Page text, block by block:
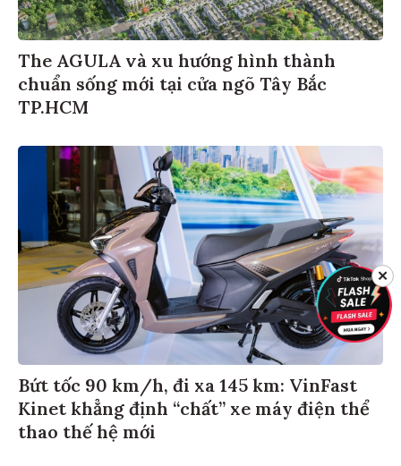
The AGULA và xu hướng hình thành
chuẩn sống mới tại cửa ngõ Tây Bắc
TP.HCM
Bứt tốc 90 km/h, đi xa 145 km: VinFast
Kinet khẳng định “chất” xe máy điện thể
thao thế hệ mới
✕